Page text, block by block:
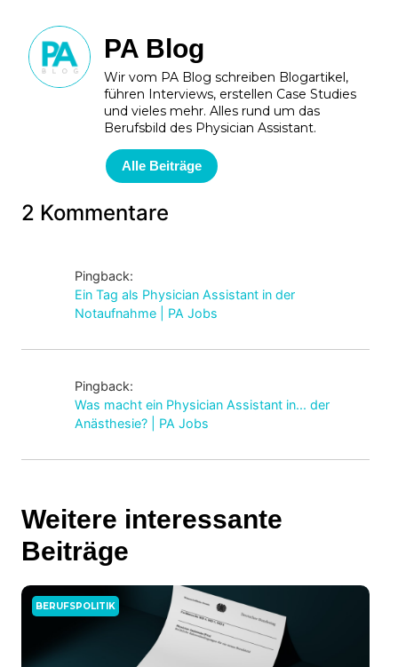
PA Blog
Wir vom PA Blog schreiben Blogartikel,
führen Interviews, erstellen Case Studies
und vieles mehr. Alles rund um das
Berufsbild des Physician Assistant.
Alle Beiträge
2 Kommentare
Pingback:
Ein Tag als Physician Assistant in der
Notaufnahme | PA Jobs
Pingback:
Was macht ein Physician Assistant in... der
Anästhesie? | PA Jobs
Weitere interessante
Beiträge
BERUFSPOLITIK